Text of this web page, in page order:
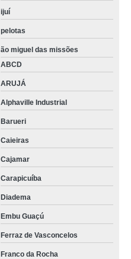
ijuí
pelotas
ão miguel das missões
ABCD
ARUJÁ
Alphaville Industrial
Barueri
Caieiras
Cajamar
Carapicuíba
Diadema
Embu Guaçú
Ferraz de Vasconcelos
Franco da Rocha